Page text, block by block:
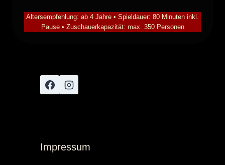
Altersempfehlung: ab 4 Jahre • Spieldauer: 80 Minuten inkl.
Pause • Zuschauerkapazität: max. 350 Personen
Impressum